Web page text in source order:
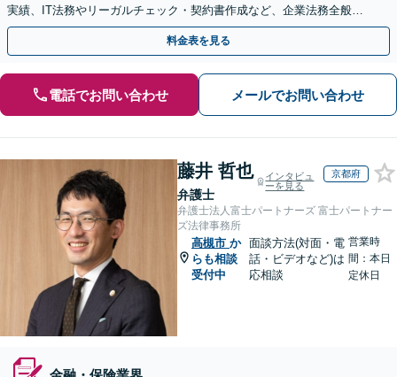
実績、IT法務やリーガルチェック・契約書作成など、企業法務全般に
ついてお気軽にご相談ください
料金表を見る
電話でお問い合わせ メールでお問い合わせ
藤井 哲也
弁護士
インタビュ
ーを見る
京都府
弁護士法人富士パートナーズ 富士パートナー
ズ法律事務所
高槻市 か
らも相談
受付中
面談方法(対面・電
話・ビデオなど)は
応相談
営業時
間：本日
定休日